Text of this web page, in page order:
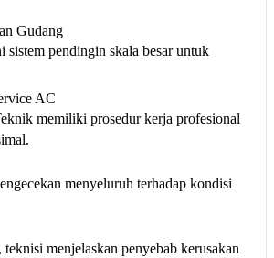
Gudang
sistem pendingin skala besar untuk
AC
memiliki prosedur kerja profesional
menyeluruh terhadap kondisi
teknisi menjelaskan penyebab kerusakan